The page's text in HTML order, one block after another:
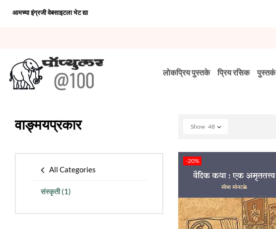
आमच्या इंग्रजी वेबसाइटला भेट द्या
लोकप्रिय पुस्तके प्रिय रसिक पुस्तकं
वाङ्मयप्रकार
All Categories
संस्कृती(1)
Show 48
-20%